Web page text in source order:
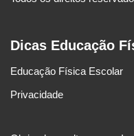
Dicas Educação
Educação Física Escolar
Privacidade